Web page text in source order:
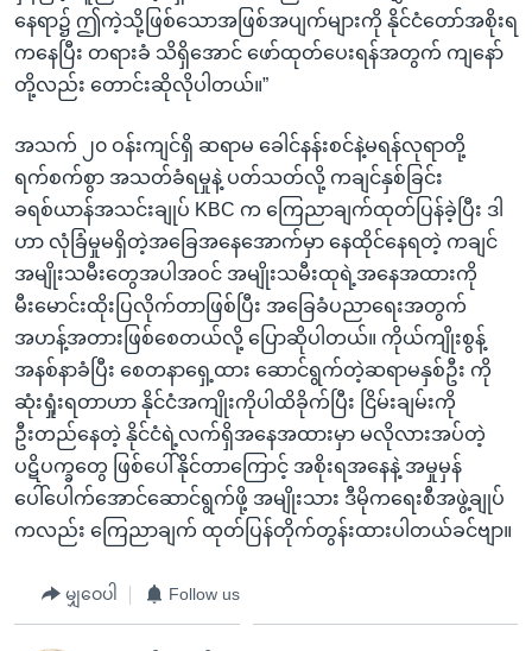
နေရာ၌ ဤကဲ့သို့ဖြစ်သောအဖြစ်အပျက်များကို နိုင်ငံတော်အစိုးရ
ကနေပြီး တရားခံ သိရှိအောင် ဖော်ထုတ်ပေးရန်အတွက် ကျနော်
တို့လည်း တောင်းဆိုလိုပါတယ်။”
အသက် ၂၀ ဝန်းကျင်ရှိ ဆရာမ ခေါင်နန်းစင်နဲ့မရန်လုရာတို့
ရက်စက်စွာ အသတ်ခံရမှုနဲ့ ပတ်သတ်လို့ ကချင်နှစ်ခြင်း
ခရစ်ယာန်အသင်းချုပ် KBC က ကြေညာချက်ထုတ်ပြန်ခဲ့ပြီး ဒါ
ဟာ လုံခြံမှုမရှိတဲ့အခြေအနေအောက်မှာ နေထိုင်နေရတဲ့ ကချင်
အမျိုးသမီးတွေအပါအဝင် အမျိုးသမီးထုရဲ့အနေအထားကို
မီးမောင်းထိုးပြလိုက်တာဖြစ်ပြီး အခြေခံပညာရေးအတွက်
အဟန့်အတားဖြစ်စေတယ်လို့ ပြောဆိုပါတယ်။ ကိုယ်ကျိုးစွန့်
အနစ်နာခံပြီး စေတနာရှေ့ထား ဆောင်ရွက်တဲ့ဆရာမနှစ်ဦး ကို
ဆုံးရှုံးရတာဟာ နိုင်ငံအကျိုးကိုပါထိခိုက်ပြီး ငြိမ်းချမ်းကို
ဦးတည်နေတဲ့ နိုင်ငံရဲ့လက်ရှိအနေအထားမှာ မလိုလားအပ်တဲ့
ပဋိပက္ခတွေ ဖြစ်ပေါ်နိုင်တာကြောင့် အစိုးရအနေနဲ့ အမှုမှန်
ပေါ်ပေါက်အောင်ဆောင်ရွက်ဖို့ အမျိုးသား ဒီမိုကရေးစီအဖွဲ့ချုပ်
ကလည်း ကြေညာချက် ထုတ်ပြန်တိုက်တွန်းထားပါတယ်ခင်ဗျာ။
မျှဝေပါ Follow us